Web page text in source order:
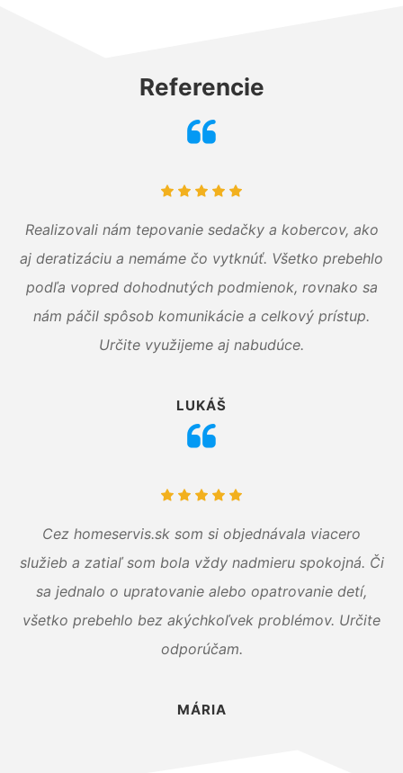
Referencie
Realizovali nám tepovanie sedačky a kobercov, ako
aj deratizáciu a nemáme čo vytknúť. Všetko prebehlo
podľa vopred dohodnutých podmienok, rovnako sa
nám páčil spôsob komunikácie a celkový prístup.
Určite využijeme aj nabudúce.
LUKÁŠ
Cez homeservis.sk som si objednávala viacero
služieb a zatiaľ som bola vždy nadmieru spokojná. Či
sa jednalo o upratovanie alebo opatrovanie detí,
všetko prebehlo bez akýchkoľvek problémov. Určite
odporúčam.
MÁRIA